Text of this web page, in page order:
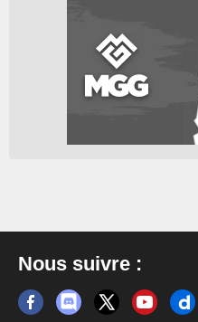
Nous suivre :